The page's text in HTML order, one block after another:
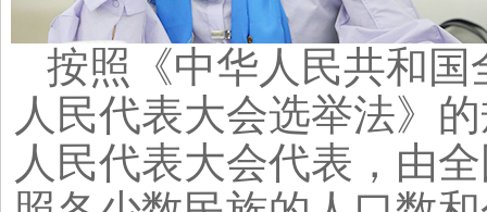
按照《中华人民共和
人民代表大会选举法》
人民代表大会代表，由